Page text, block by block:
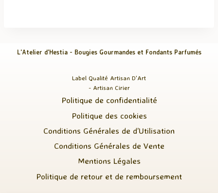
L'Atelier d'Hestia - Bougies Gourmandes et Fondants Parfumés
Label Qualité Artisan D'Art
- Artisan Cirier
Politique de confidentialité
Politique des cookies
Conditions Générales de d’Utilisation
Conditions Générales de Vente
Mentions Légales
Politique de retour et de remboursement